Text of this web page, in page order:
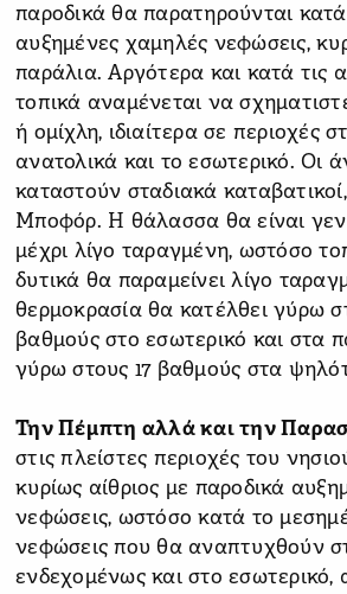
παροδικά θα παρατηρούνται
αυξημένες χαμηλές νεφώσεις,
παράλια. Αργότερα και κατά τις
τοπικά αναμένεται να
ή ομίχλη, ιδιαίτερα σε περιοχές
ανατολικά και το εσωτερικό. Οι
καταστούν σταδιακά
Μποφόρ. Η θάλασσα θα είναι
μέχρι λίγο ταραγμένη, ωστόσο
δυτικά θα παραμείνει λίγο
θερμοκρασία θα κατέλθει γύρω
βαθμούς στο εσωτερικό και στα
γύρω στους 17 βαθμούς στα
Την Πέμπτη αλλά και την
στις πλείστες περιοχές του
κυρίως αίθριος με παροδικά
νεφώσεις, ωστόσο κατά το
νεφώσεις που θα αναπτυχθούν
ενδεχομένως και στο εσωτερικό,